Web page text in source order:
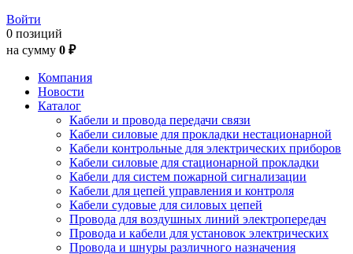
Войти
0 позиций
на сумму 0 ₽
Компания
Новости
Каталог
Кабели и провода передачи связи
Кабели силовые для прокладки нестационарной
Кабели контрольные для электрических приборов
Кабели силовые для стационарной прокладки
Кабели для систем пожарной сигнализации
Кабели для цепей управления и контроля
Кабели судовые для силовых цепей
Провода для воздушных линий электропередач
Провода и кабели для установок электрических
Провода и шнуры различного назначения